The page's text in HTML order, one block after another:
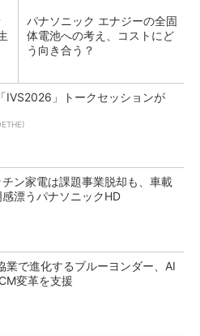
パナソニック エナジーの全固
体電池への考え、コストにど
う向き合う？
IVS2026」トークセッションが
ン家電は課題事業脱却も、車載
漂うパナソニックHD
業で進化するブルーヨンダー、AI
変革を支援